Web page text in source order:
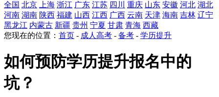
全国 北京 上海 浙江 广东 江苏 四川 重庆 山东 安徽 河北 湖北
河南 湖南 陕西 福建 山西 江西 广西 云南 天津 海南 吉林 辽宁
黑龙江 内蒙古 新疆 贵州 宁夏 甘肃 青海 西藏
您现在的位置： 首页 - 成人高考 - 备考 - 学历提升
如何预防学历提升报名中的
坑？